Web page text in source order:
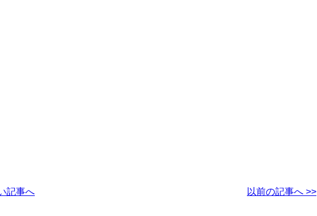
記事へ 以前の記事へ >>